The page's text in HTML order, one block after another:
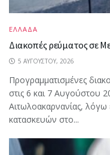
ΕΛΛΑΔΑ
Διακοπές ρεύματος σε
5 ΑΥΓΟΎΣΤΟΥ, 2026
Προγραμματισμένες
στις 6 και 7 Αυγούστου
Αιτωλοακαρνανίας,
κατασκευών στο...